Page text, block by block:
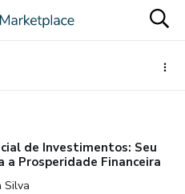
de Investimentos: Seu
a Prosperidade Financeira
Silva